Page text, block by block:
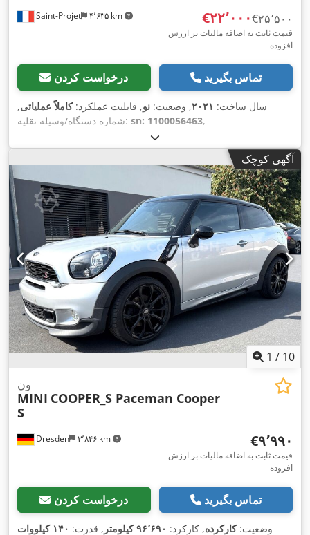
Saint-Projet ۴٬۶۳۵ km ‎€۲۲٬۰۰۰ ‎€۲۵٬۵۰۰
قیمت ثابت به اضافه مالیات بر ارزش
افزوده
درخواست کردن تماس بگیرید
سال ساخت: ۲۰۲۱, وضعیت: نو, قابلیت عملکرد:کاملاً عملیاتی,
شماره دستگاه/وسیله نقلیه: sn: 1100056463,
آگهی کوچک
1 / 10
Dresden ۳٬۸۴۶ km
ون
MINI COOPER_S Paceman Cooper
S
‎€۹٬۹۹۰
قیمت ثابت به اضافه مالیات بر ارزش
افزوده
درخواست کردن تماس بگیرید
وضعیت:کارکرده, کارکرد: ۹۶٬۶۹۰ کیلومتر , قدرت:
۱۴۰ کیلووات